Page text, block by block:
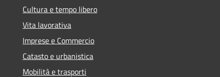
Cultura e tempo libero
Vita lavorativa
Imprese e Commercio
Catasto e urbanistica
Mobilità e trasporti